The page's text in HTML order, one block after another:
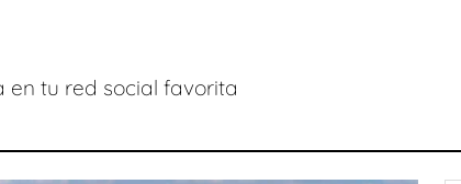
en tu red social favorita